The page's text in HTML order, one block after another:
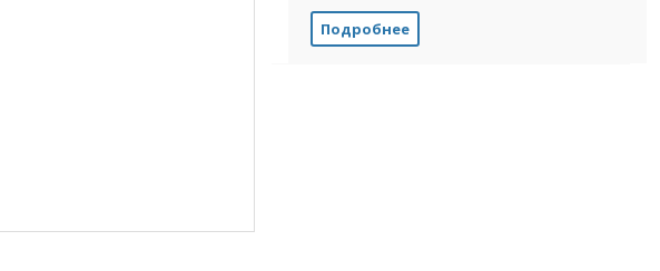
Подробнее